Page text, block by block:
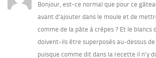
Bonjour, est-ce normal que pour ce
avant d’ajouter dans le moule et de
comme de la pâte à crêpes ? Et le blancs
doivent-ils être superposés au-dessus
puisque comme dit dans la recette il n’y